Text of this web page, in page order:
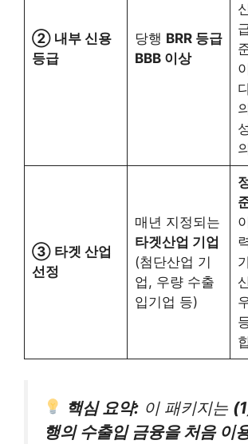
② 내부 신용
등급
당행 BRR 등급
BBB 이상
③ 타겟 산업
선정
매년 지정되는
타겟산업 기업
(첨단산업 기
업, 우량 수출
입기업 등)
핵심 요약: 이 패키지는
행의 수출입 금융을 처음 이